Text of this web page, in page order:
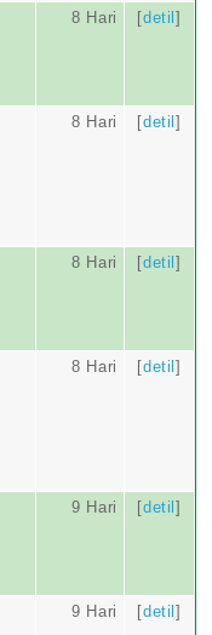
8 Hari [detil]
8 Hari [detil]
8 Hari [detil]
8 Hari [detil]
9 Hari [detil]
9 Hari [detil]